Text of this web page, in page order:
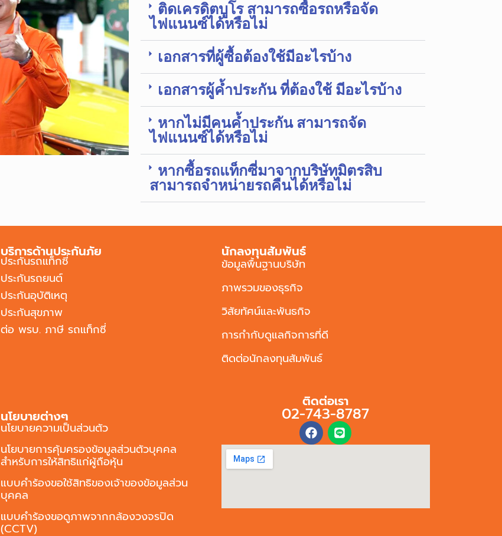
ติดเครดิตบูโร สามารถซื้อรถหรือจัด
ไฟแนนซ์ได้หรือไม่
เอกสารที่ผู้ซื้อต้องใช้มีอะไรบ้าง
เอกสารผู้ค้ำประกัน ที่ต้องใช้ มีอะไรบ้าง
หากไม่มีคนค้ำประกัน สามารถจัด
ไฟแนนซ์ได้หรือไม่
หากซื้อรถแท็กซี่มาจากบริษัทมิตรสิบ
สามารถจำหน่ายรถคืนได้หรือไม่
บริการด้านประกันภัย
ประกันรถแท็กซี่
ประกันรถยนต์
ประกันอุบัติเหตุ
ประกันสุขภาพ
ต่อ พรบ. ภาษี รถแท็กซี่
นักลงทุนสัมพันธ์
ข้อมูลพื้นฐานบริษัท
ภาพรวมของธุรกิจ
วิสัยทัศน์และพันธกิจ
การกำกับดูแลกิจการที่ดี
ติดต่อนักลงทุนสัมพันธ์
นโยบายต่างๆ
นโยบายความเป็นส่วนตัว
นโยบายการคุ้มครองข้อมูลส่วนตัวบุคคล
สำหรับการให้สิทธิแก่ผู้ถือหุ้น
แบบคำร้องขอใช้สิทธิของเจ้าของข้อมูลส่วน
บุคคล
แบบคำร้องขอดูภาพจากกล้องวงจรปิด
(CCTV)
ติดต่อเรา
02-743-8787